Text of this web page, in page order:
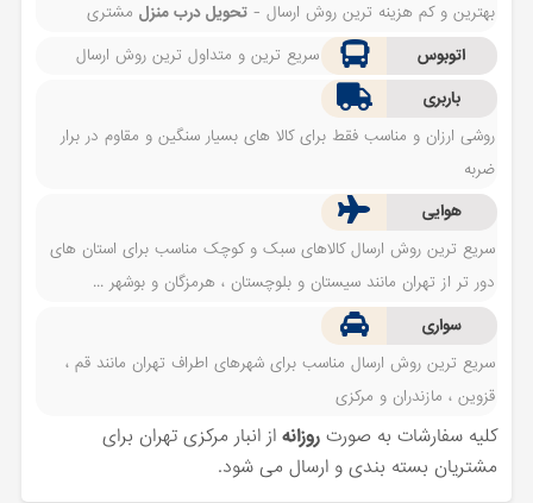
بهترین و کم هزینه ترین روش ارسال -تحویل درب منزل مشتری
اتوبوس
سریع ترین و متداول ترین روش ارسال
باربری
روشی ارزان و مناسب فقط برای کالا های بسیار سنگین و مقاوم در برار
ضربه
هوایی
سریع ترین روش ارسال کالاهای سبک و کوچک مناسب برای استان های
دور تر از تهران مانند سیستان و بلوچستان ، هرمزگان و بوشهر ...
سواری
سریع ترین روش ارسال مناسب برای شهرهای اطراف تهران مانند قم ،
قزوین ، مازندران و مرکزی
کلیه سفارشات به صورتروزانه از انبار مرکزی تهران برای
مشتریان بسته بندی و ارسال می شود.